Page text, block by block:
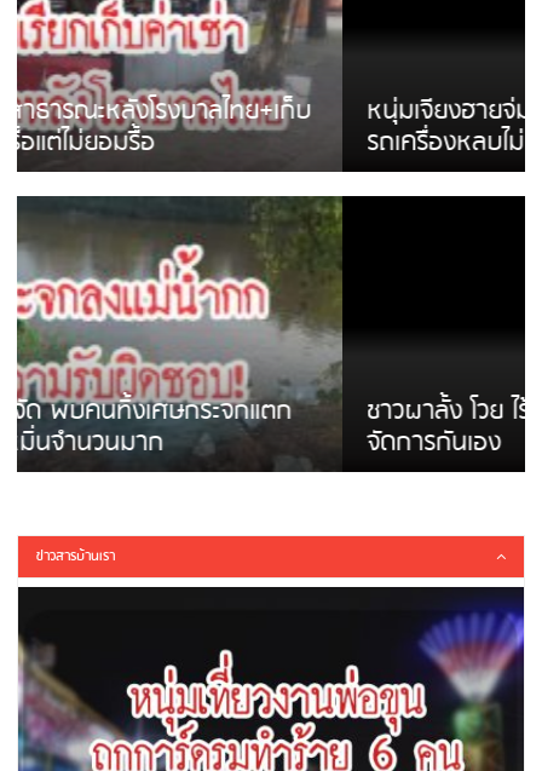
หนุ่มเจียงฮายจ่ม พบถังน้ำดื่มตกกลางถนน
รถเครื่องหลบไม่ทันล้มบาดเจ็บ
ชาวผาลั้ง โวย ไร้หน่วยงานดูแล ดินสไลด์ ต้อง
จัดการกันเอง
ข่าวสารบ้านเรา